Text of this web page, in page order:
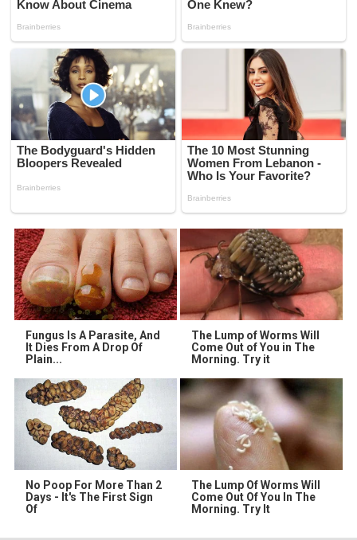
Fungus Is A Parasite, And
It Dies From A Drop Of
Plain...
The Lump of Worms Will
Come Out of You in The
Morning. Try it
No Poop For More Than 2
Days - It's The First Sign
Of
The Lump Of Worms Will
Come Out Of You In The
Morning. Try It